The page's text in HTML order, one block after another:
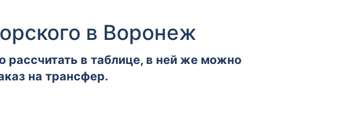
в Воронеж
рассчитать в таблице, в ней же можно
на трансфер.